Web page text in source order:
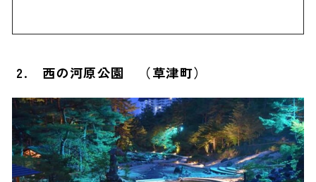
2. 西の河原公園 （草津町）